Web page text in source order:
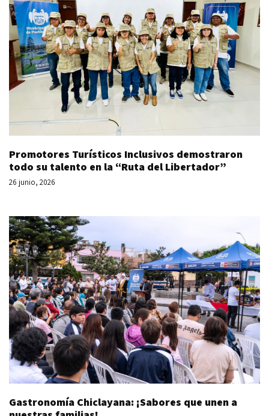
Promotores Turísticos Inclusivos demostraron
todo su talento en la “Ruta del Libertador”
26 junio, 2026
Gastronomía Chiclayana: ¡Sabores que unen a